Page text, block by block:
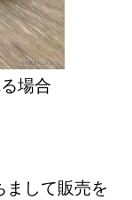
場合
して販売を